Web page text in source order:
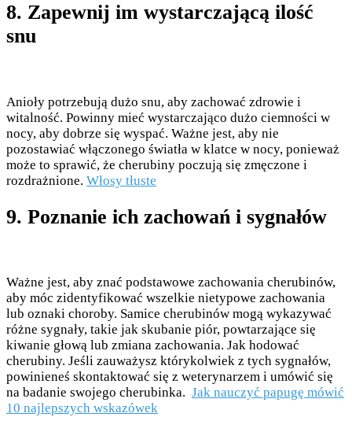
8. Zapewnij im wystarczającą ilość
snu
Anioły potrzebują dużo snu, aby zachować zdrowie i
witalność. Powinny mieć wystarczająco dużo ciemności w
nocy, aby dobrze się wyspać. Ważne jest, aby nie
pozostawiać włączonego światła w klatce w nocy, ponieważ
może to sprawić, że cherubiny poczują się zmęczone i
rozdrażnione. Włosy tłuste
9. Poznanie ich zachowań i sygnałów
Ważne jest, aby znać podstawowe zachowania cherubinów,
aby móc zidentyfikować wszelkie nietypowe zachowania
lub oznaki choroby. Samice cherubinów mogą wykazywać
różne sygnały, takie jak skubanie piór, powtarzające się
kiwanie głową lub zmiana zachowania. Jak hodować
cherubiny. Jeśli zauważysz którykolwiek z tych sygnałów,
powinieneś skontaktować się z weterynarzem i umówić się
na badanie swojego cherubinka. Jak nauczyć papugę mówić
10 najlepszych wskazówek